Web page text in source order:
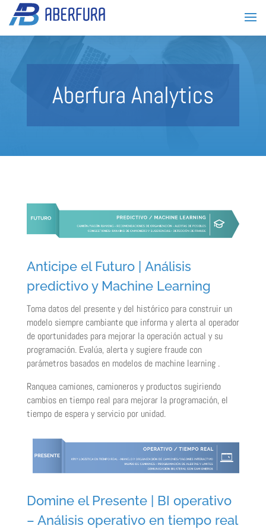
Aberfura Analytics
Anticipe el Futuro | Análisis
predictivo y Machine Learning
Toma datos del presente y del histórico para construir un
modelo siempre cambiante que informa y alerta al operador
de oportunidades para mejorar la operación actual y su
programación. Evalúa, alerta y sugiere fraude con
parámetros basados en modelos de machine learning .
Ranquea camiones, camioneros y productos sugiriendo
cambios en tiempo real para mejorar la programación, el
tiempo de espera y servicio por unidad.
Domine el Presente | BI operativo
– Análisis operativo en tiempo real